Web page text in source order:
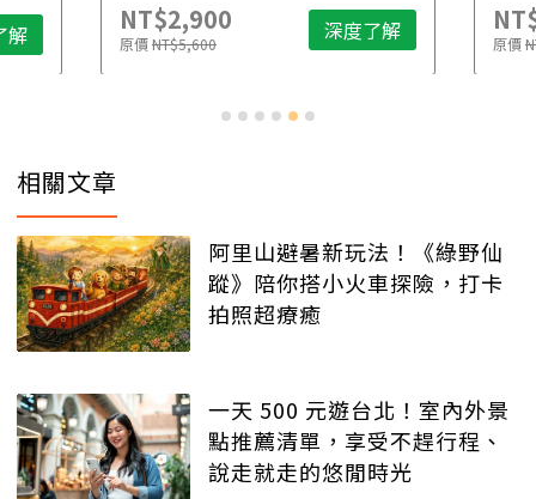
解 NT$2,900
原價NT$5,600 深度了解 原價
相關文章
阿里山避暑新玩法！《綠野仙
蹤》陪你搭小火車探險，打卡
拍照超療癒
一天 500 元遊台北！室內外景
點推薦清單，享受不趕行程、
說走就走的悠閒時光